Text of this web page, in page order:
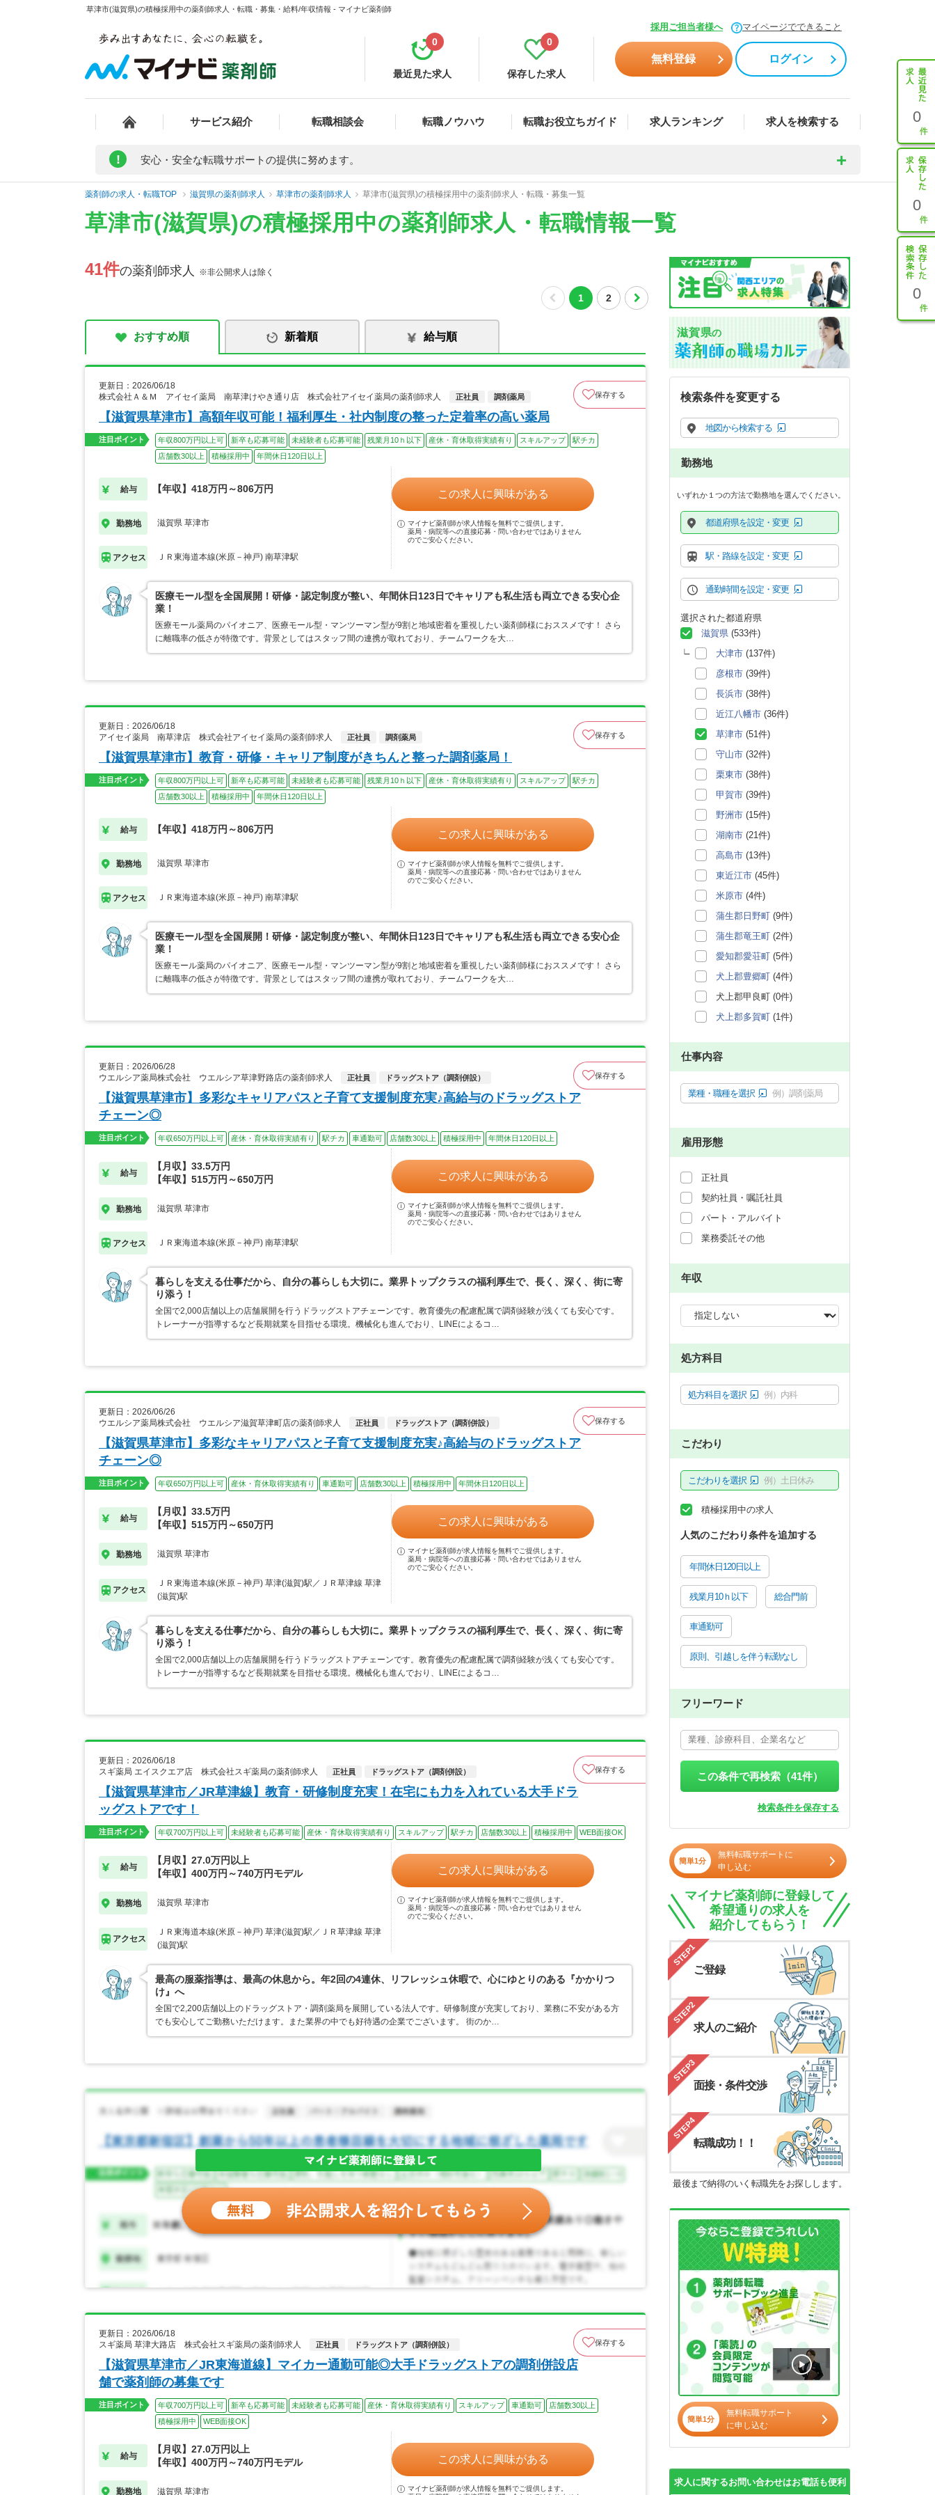
草津市(滋賀県)の積極採用中の薬剤師求人・転職・募集・給料/年収情報 - マイナビ薬剤師
採用ご担当者様へ マイページでできること
最近見た求人
0
保存した求人
0
無料登録 ログイン
サービス紹介 転職相談会 転職ノウハウ 転職お役立ちガイド 求人ランキング 求人を検索する 0
0
0
! 安心・安全な転職サポートの提供に努めます。
薬剤師の求人・転職TOP 滋賀県の薬剤師求人 草津市の薬剤師求人 草津市(滋賀県)の積極採用中の薬剤師求人・転職・募集一覧
草津市(滋賀県)の積極採用中の薬剤師求人・転職情報一覧
41件の薬剤師求人 ※非公開求人は除く
1 2
おすすめ順 新着順 給与順
更新日：2026/06/18
株式会社Ａ＆Ｍ アイセイ薬局 南草津けやき通り店 株式会社アイセイ薬局の薬剤師求人
正社員 調剤薬局 保存する
【滋賀県草津市】高額年収可能！福利厚生・社内制度の整った定着率の高い薬局
注目ポイント 年収800万円以上可 新卒も応募可能 未経験者も応募可能 残業月10ｈ以下 産休・育休取得実績有り スキルアップ
駅チカ
店舗数30以上
積極採用中 年間休日120日以上
給与 【年収】418万円～806万円
勤務地 滋賀県 草津市
アクセス ＪＲ東海道本線(米原－神戸) 南草津駅
この求人に興味がある
マイナビ薬剤師が求人情報を無料でご提供します。
薬局・病院等への直接応募・問い合わせではありません
のでご安心ください。
医療モール型を全国展開！研修・認定制度が整い、年間休日123日でキャリアも私生活も両立できる安心企
業！
医療モール薬局のパイオニア、医療モール型・マンツーマン型が9割と地域密着を重視したい薬剤師様におススメです！ さら
に離職率の低さが特徴です。背景としてはスタッフ間の連携が取れており、チームワークを大…
更新日：2026/06/18
アイセイ薬局 南草津店 株式会社アイセイ薬局の薬剤師求人
正社員 調剤薬局 保存する
【滋賀県草津市】教育・研修・キャリア制度がきちんと整った調剤薬局！
注目ポイント 年収800万円以上可 新卒も応募可能 未経験者も応募可能 残業月10ｈ以下 産休・育休取得実績有り スキルアップ
駅チカ
店舗数30以上
積極採用中 年間休日120日以上
給与 【年収】418万円～806万円
勤務地 滋賀県 草津市
アクセス ＪＲ東海道本線(米原－神戸) 南草津駅
この求人に興味がある
マイナビ薬剤師が求人情報を無料でご提供します。
薬局・病院等への直接応募・問い合わせではありません
のでご安心ください。
医療モール型を全国展開！研修・認定制度が整い、年間休日123日でキャリアも私生活も両立できる安心企
業！
医療モール薬局のパイオニア、医療モール型・マンツーマン型が9割と地域密着を重視したい薬剤師様におススメです！ さら
に離職率の低さが特徴です。背景としてはスタッフ間の連携が取れており、チームワークを大…
更新日：2026/06/28
ウエルシア薬局株式会社 ウエルシア草津野路店の薬剤師求人
正社員 ドラッグストア（調剤併設） 保存する
【滋賀県草津市】多彩なキャリアパスと子育て支援制度充実♪高給与のドラッグストア
チェーン◎
注目ポイント 年収650万円以上可 産休・育休取得実績有り 駅チカ 車通勤可 店舗数30以上 積極採用中 年間休日120日以上
給与
【月収】33.5万円
【年収】515万円～650万円
勤務地 滋賀県 草津市
アクセス ＪＲ東海道本線(米原－神戸) 南草津駅
この求人に興味がある
マイナビ薬剤師が求人情報を無料でご提供します。
薬局・病院等への直接応募・問い合わせではありません
のでご安心ください。
暮らしを支える仕事だから、自分の暮らしも大切に。業界トップクラスの福利厚生で、長く、深く、街に寄
り添う！
全国で2,000店舗以上の店舗展開を行うドラッグストアチェーンです。教育優先の配慮配属で調剤経験が浅くても安心です。
トレーナーが指導するなど長期就業を目指せる環境。機械化も進んでおり、LINEによるコ…
更新日：2026/06/26
ウエルシア薬局株式会社 ウエルシア滋賀草津町店の薬剤師求人
正社員 ドラッグストア（調剤併設） 保存する
【滋賀県草津市】多彩なキャリアパスと子育て支援制度充実♪高給与のドラッグストア
チェーン◎
注目ポイント 年収650万円以上可 産休・育休取得実績有り 車通勤可 店舗数30以上 積極採用中 年間休日120日以上
給与
【月収】33.5万円
【年収】515万円～650万円
勤務地 滋賀県 草津市
アクセス
ＪＲ東海道本線(米原－神戸) 草津(滋賀)駅／ＪＲ草津線 草津
(滋賀)駅
この求人に興味がある
マイナビ薬剤師が求人情報を無料でご提供します。
薬局・病院等への直接応募・問い合わせではありません
のでご安心ください。
暮らしを支える仕事だから、自分の暮らしも大切に。業界トップクラスの福利厚生で、長く、深く、街に寄
り添う！
全国で2,000店舗以上の店舗展開を行うドラッグストアチェーンです。教育優先の配慮配属で調剤経験が浅くても安心です。
トレーナーが指導するなど長期就業を目指せる環境。機械化も進んでおり、LINEによるコ…
更新日：2026/06/18
スギ薬局 エイスクエア店 株式会社スギ薬局の薬剤師求人
正社員 ドラッグストア（調剤併設） 保存する
【滋賀県草津市／JR草津線】教育・研修制度充実！在宅にも力を入れている大手ドラ
ッグストアです！
注目ポイント 年収700万円以上可 未経験者も応募可能 産休・育休取得実績有り スキルアップ 駅チカ 店舗数30以上 積極採用中 WEB面接OK
給与
【月収】27.0万円以上
【年収】400万円～740万円モデル
勤務地 滋賀県 草津市
アクセス
ＪＲ東海道本線(米原－神戸) 草津(滋賀)駅／ＪＲ草津線 草津
(滋賀)駅
この求人に興味がある
マイナビ薬剤師が求人情報を無料でご提供します。
薬局・病院等への直接応募・問い合わせではありません
のでご安心ください。
最高の服薬指導は、最高の休息から。年2回の4連休、リフレッシュ休暇で、心にゆとりのある『かかりつ
け』へ
全国で2,200店舗以上のドラッグストア・調剤薬局を展開している法人です。研修制度が充実しており、業務に不安がある方
でも安心してご勤務いただけます。また業界の中でも好待遇の企業でございます。 街のか…
更新日：2026/06/18
スギ薬局 草津大路店 株式会社スギ薬局の薬剤師求人
正社員 ドラッグストア（調剤併設） 保存する
【滋賀県草津市／JR東海道線】マイカー通勤可能◎大手ドラッグストアの調剤併設店
舗で薬剤師の募集です
注目ポイント 年収700万円以上可 新卒も応募可能 未経験者も応募可能 産休・育休取得実績有り スキルアップ 車通勤可
店舗数30以上
積極採用中
WEB面接OK
給与
【月収】27.0万円以上
【年収】400万円～740万円モデル
勤務地 滋賀県 草津市
この求人に興味がある
マイナビ薬剤師が求人情報を無料でご提供します。
滋賀県の
検索条件を変更する
地図から検索する
勤務地
いずれか１つの方法で勤務地を選んでください。
都道府県を設定・変更
駅・路線を設定・変更
通勤時間を設定・変更
選択された都道府県
滋賀県 (533件)
大津市 (137件)
彦根市 (39件)
長浜市 (38件)
近江八幡市 (36件)
草津市 (51件)
守山市 (32件)
栗東市 (38件)
甲賀市 (39件)
野洲市 (15件)
湖南市 (21件)
高島市 (13件)
東近江市 (45件)
米原市 (4件)
蒲生郡日野町 (9件)
蒲生郡竜王町 (2件)
愛知郡愛荘町 (5件)
犬上郡豊郷町 (4件)
犬上郡甲良町 (0件)
犬上郡多賀町 (1件)
仕事内容
業種・職種を選択 例）調剤薬局
雇用形態
正社員
契約社員・嘱託社員
パート・アルバイト
業務委託その他
年収
処方科目
処方科目を選択 例）内科
こだわり
こだわりを選択 例）土日休み
積極採用中の求人
人気のこだわり条件を追加する
年間休日120日以上
残業月10ｈ以下 総合門前
車通勤可
原則、引越しを伴う転勤なし
フリーワード
この条件で再検索（41件）
検索条件を保存する
簡単1分
無料転職サポートに
申し込む
マイナビ薬剤師に登録して
希望通りの求人を
紹介してもらう！
STEP1
ご登録
STEP2
求人のご紹介
STEP3
面接・条件交渉
STEP4
転職成功！！
最後まで納得のいく転職先をお探しします。
簡単1分
無料転職サポート
に申し込む
求人に関するお問い合わせはお電話も便利